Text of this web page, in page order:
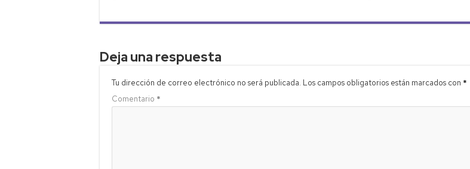
Deja una respuesta
Tu dirección de correo electrónico no será publicada. Los campos obligatorios están marcados con *
Comentario *